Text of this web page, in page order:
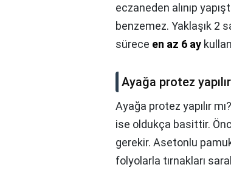
eczaneden alınıp
benzemez. Yaklaşık 2
sürece en az 6 ay
Ayağa protez
Ayağa protez yapılır
ise oldukça basittir.
gerekir. Asetonlu
folyolarla tırnakları